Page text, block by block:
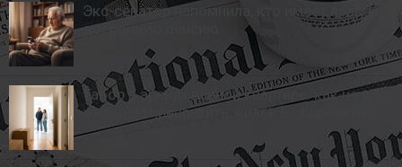
Экс-сенатор напомнила, кто имеет право на
досрочную пенсию
Табор в арендованной квартире: как не дать
жильцам превратить жилье в общежитие